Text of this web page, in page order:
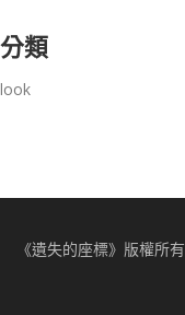
分類
look
《遺失的座標》版權所